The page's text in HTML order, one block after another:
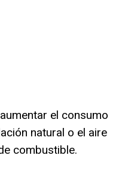
el consumo
natural o el aire
combustible.